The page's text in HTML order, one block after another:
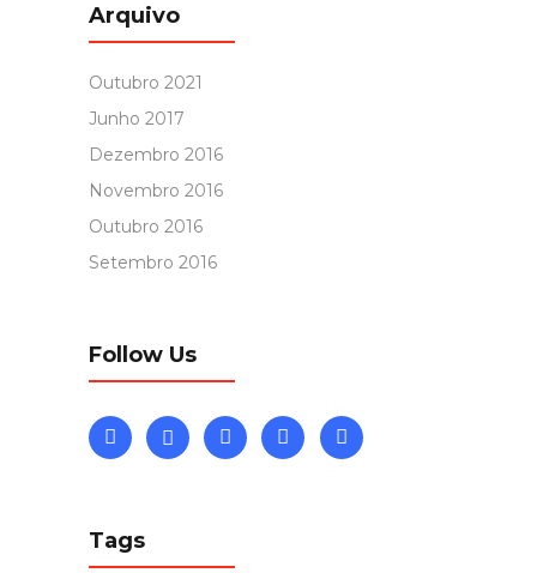
Arquivo
Outubro 2021
Junho 2017
Dezembro 2016
Novembro 2016
Outubro 2016
Setembro 2016
Follow Us
Tags